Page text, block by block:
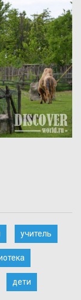
учитель
дети